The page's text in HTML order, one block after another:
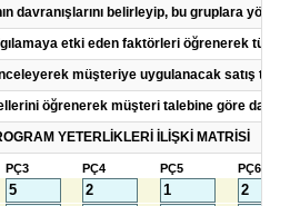
davranışlarını belirleyip, bu gruplara
etki eden faktörleri öğrenerek
müşteriye uygulanacak satış
öğrenerek müşteri talebine göre
YETERLİKLERİ İLİŞKİ MATRİSİ
PÇ3 PÇ4 PÇ5 PÇ6